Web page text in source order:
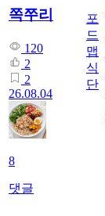
쪽쭈리
120
2
2
26.08.04
8
댓글
포
드
맵
식
단